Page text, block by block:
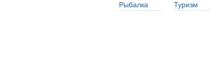
Рыбалка Туризм